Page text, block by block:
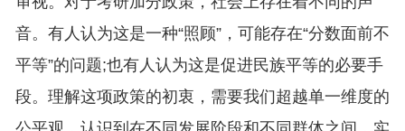
音。有人认为这是一种“照顾”，可能存在“分数面前不
平等”的问题;也有人认为这是促进民族平等的必要手
段。理解这项政策的初衷，需要我们超越单一维度的